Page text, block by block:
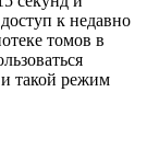
к недавно
томов в
такой режим